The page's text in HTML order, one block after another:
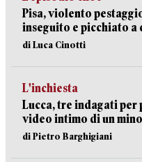
Pisa, violento
inseguito e picchiato a
di Luca Cinotti
L'inchiesta
Lucca, tre indagati per
video intimo di un
di Pietro Barghigiani